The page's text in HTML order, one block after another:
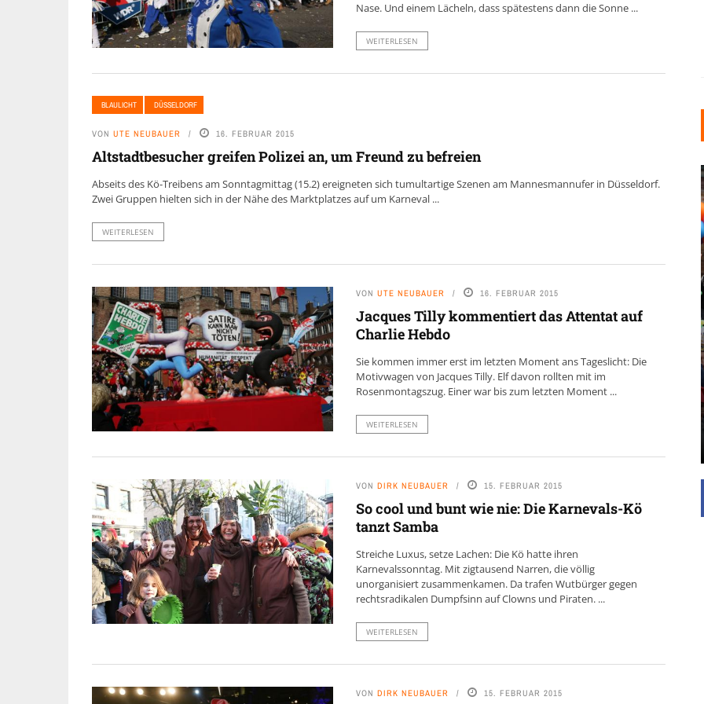
Nase. Und einem Lächeln, dass spätestens dann die Sonne ...
WEITERLESEN
BLAULICHT DÜSSELDORF
VON UTE NEUBAUER 16. FEBRUAR 2015
Altstadtbesucher greifen Polizei an, um Freund zu befreien
Abseits des Kö-Treibens am Sonntagmittag (15.2) ereigneten sich tumultartige Szenen am Mannesmannufer in Düsseldorf.
Zwei Gruppen hielten sich in der Nähe des Marktplatzes auf um Karneval ...
WEITERLESEN
VON UTE NEUBAUER 16. FEBRUAR 2015
Jacques Tilly kommentiert das Attentat auf
Charlie Hebdo
Sie kommen immer erst im letzten Moment ans Tageslicht: Die
Motivwagen von Jacques Tilly. Elf davon rollten mit im
Rosenmontagszug. Einer war bis zum letzten Moment ...
WEITERLESEN
VON DIRK NEUBAUER 15. FEBRUAR 2015
So cool und bunt wie nie: Die Karnevals-Kö
tanzt Samba
Streiche Luxus, setze Lachen: Die Kö hatte ihren
Karnevalssonntag. Mit zigtausend Narren, die völlig
unorganisiert zusammenkamen. Da trafen Wutbürger gegen
rechtsradikalen Dumpfsinn auf Clowns und Piraten. ...
WEITERLESEN
VON DIRK NEUBAUER 15. FEBRUAR 2015
KUNSTSTOFFFENSTER DEN
LOFT-STIL IN IHREM
UNTERSTÜTZEN
Die Inspiration des industriellen Chics sind die
Werkshallen des Industriezeitalters. Die Basis für